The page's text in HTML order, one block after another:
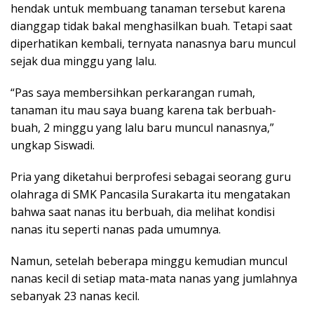
hendak untuk membuang tanaman tersebut karena
dianggap tidak bakal menghasilkan buah. Tetapi saat
diperhatikan kembali, ternyata nanasnya baru muncul
sejak dua minggu yang lalu.
“Pas saya membersihkan perkarangan rumah,
tanaman itu mau saya buang karena tak berbuah-
buah, 2 minggu yang lalu baru muncul nanasnya,”
ungkap Siswadi.
Pria yang diketahui berprofesi sebagai seorang guru
olahraga di SMK Pancasila Surakarta itu mengatakan
bahwa saat nanas itu berbuah, dia melihat kondisi
nanas itu seperti nanas pada umumnya.
Namun, setelah beberapa minggu kemudian muncul
nanas kecil di setiap mata-mata nanas yang jumlahnya
sebanyak 23 nanas kecil.